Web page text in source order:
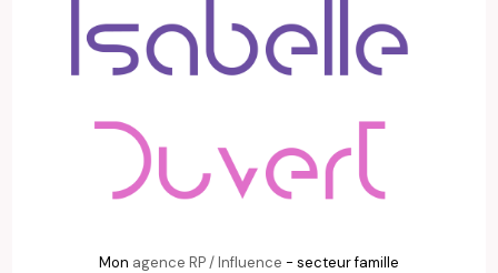
Mon agence RP / Influence - secteur famille